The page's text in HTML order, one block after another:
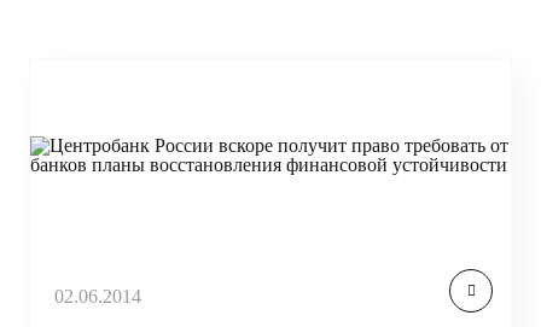
02.06.2014